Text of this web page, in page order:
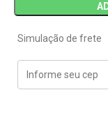
Simulação de frete